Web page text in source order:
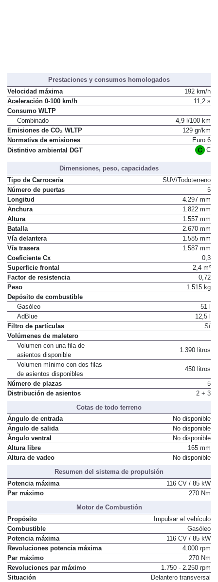
Prestaciones y consumos homologados
Velocidad máxima
192 km/h
Aceleración 0-100 km/h
Consumo WLTP
Combinado
4,9 l/100 km
Emisiones de CO₂ WLTP
129 gr/km
Normativa de emisiones
Euro 6
Dimensiones, peso, capacidades
Tipo de Carrocería
SUV/Todoterreno
Número de puertas
5
Longitud
4.297 mm
Anchura
1.822 mm
Altura
1.557 mm
Batalla
2.670 mm
Vía delantera
1.585 mm
Vía trasera
1.587 mm
Coeficiente Cx
0,3
Superficie frontal
2,4 m²
Factor de resistencia
0,72
Peso
Depósito de combustible
Gasóleo
51 l
AdBlue
12,5 l
Filtro de partículas
Volúmenes de maletero
Volumen con una fila de
asientos disponible
Volumen mínimo con dos filas
de asientos disponibles
Número de plazas
5
Cotas de todo terreno
Ángulo de entrada
No disponible
Ángulo de salida
No disponible
Ángulo ventral
No disponible
Altura libre
165 mm
Resumen del sistema de propulsión
Potencia máxima
116 CV / 85 kW
Motor de Combustión
Propósito
Impulsar el vehículo
Combustible
Gasóleo
Potencia máxima
116 CV / 85 kW
Revoluciones potencia máxima
4.000 rpm
Par máximo
270 Nm
Revoluciones par máximo
1.750 - 2.250 rpm